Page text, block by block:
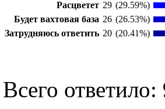
Расцветет 29 (29.59%)
Будет вахтовая база 26 (26.53%)
Затрудняюсь ответить 20 (20.41%)
Всего ответило: